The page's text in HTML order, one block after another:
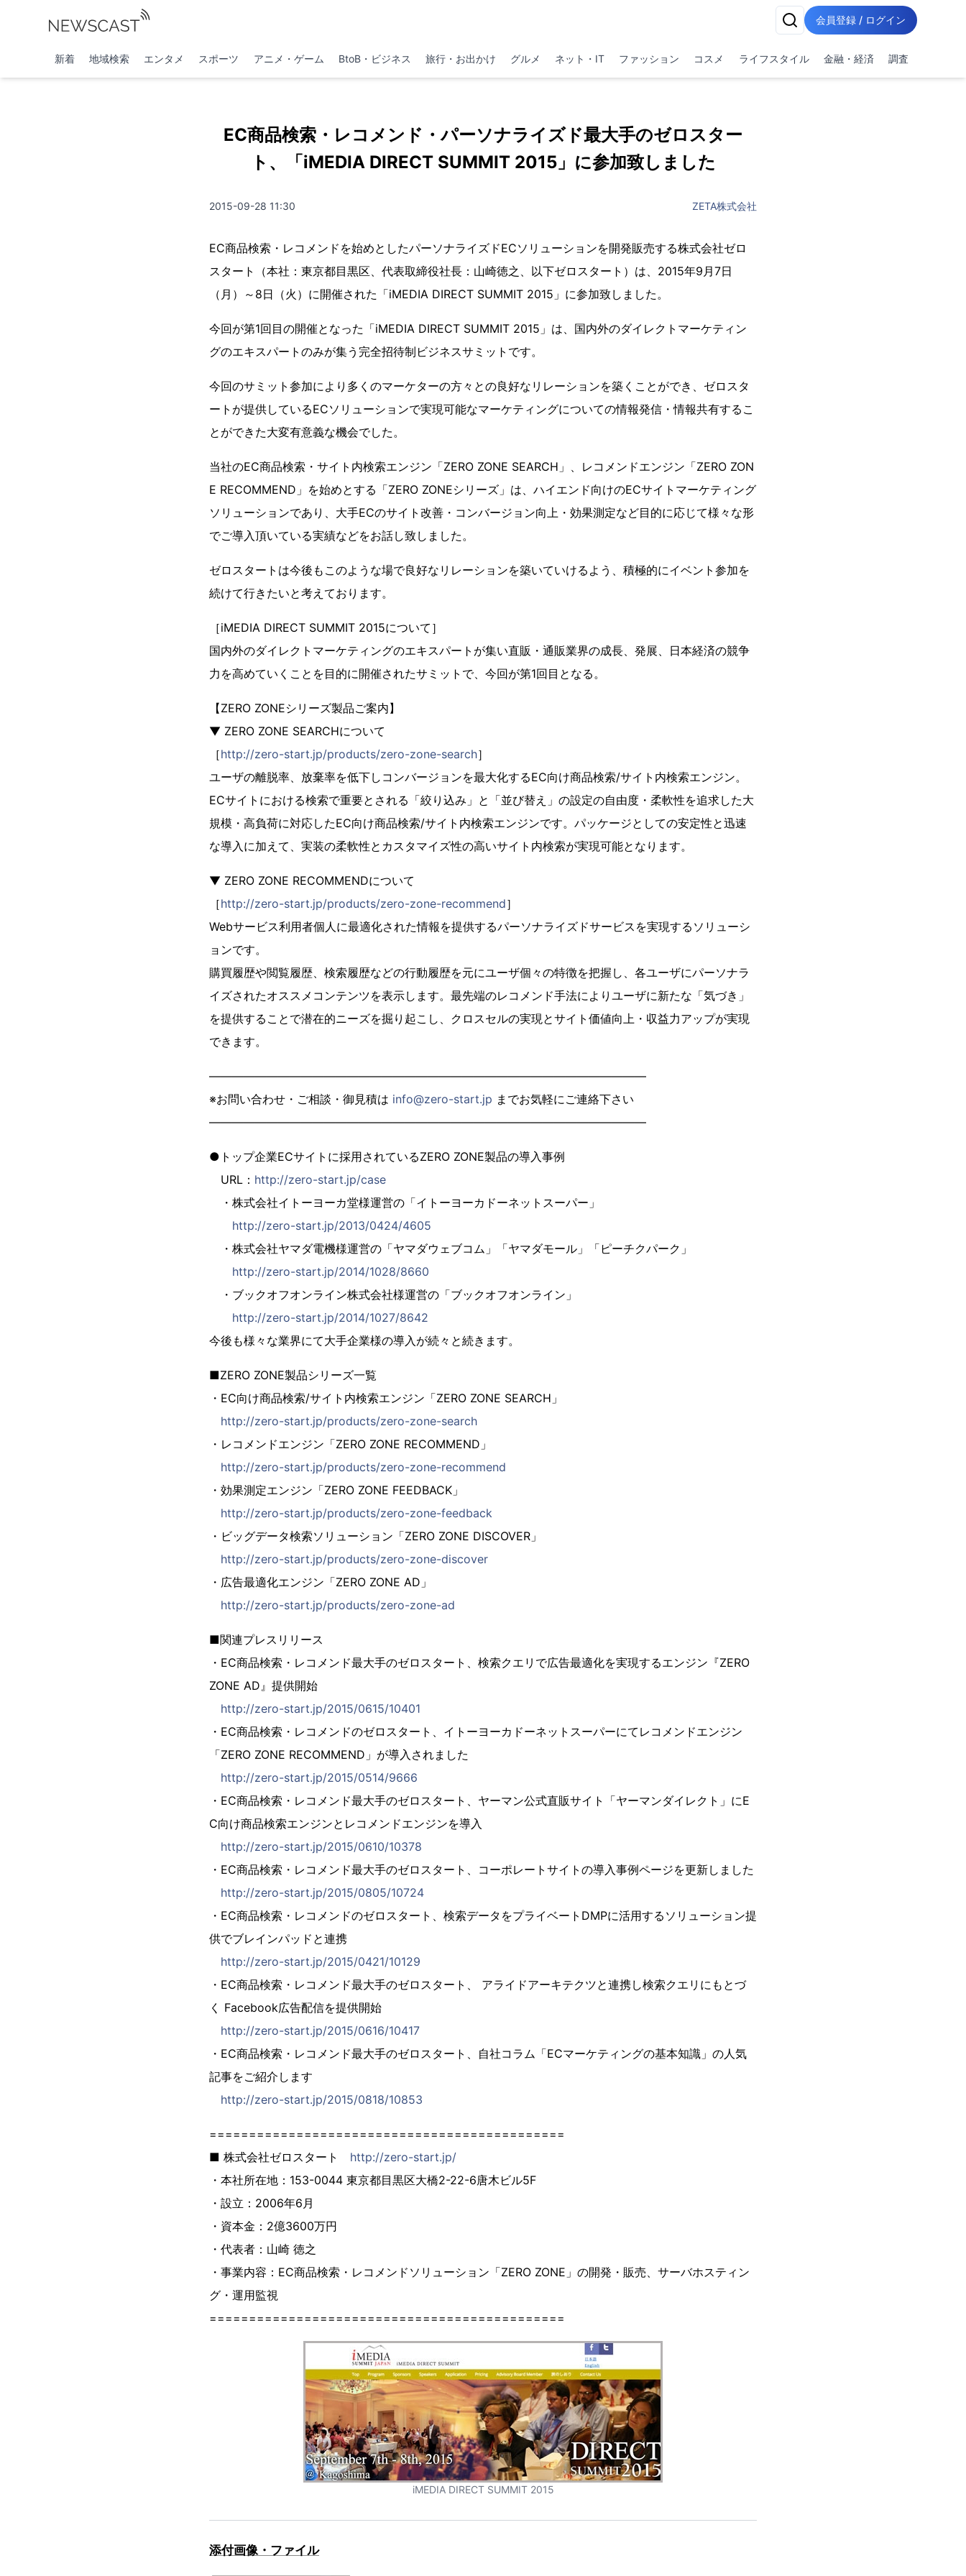
会員登録 / ログイン
新着 地域検索 エンタメ スポーツ アニメ・ゲーム BtoB・ビジネス 旅行・お出かけ グルメ ネット・IT ファッション コスメ ライフスタイル 金融・経済 調査
EC商品検索・レコメンド・パーソナライズド最大手のゼロスター
ト、「iMEDIA DIRECT SUMMIT 2015」に参加致しました
2015-09-28 11:30 ZETA株式会社
EC商品検索・レコメンドを始めとしたパーソナライズドECソリューションを開発販売する株式会社ゼロ
スタート（本社：東京都目黒区、代表取締役社長：山崎徳之、以下ゼロスタート）は、2015年9月7日
（月）～8日（火）に開催された「iMEDIA DIRECT SUMMIT 2015」に参加致しました。
今回が第1回目の開催となった「iMEDIA DIRECT SUMMIT 2015」は、国内外のダイレクトマーケティン
グのエキスパートのみが集う完全招待制ビジネスサミットです。
今回のサミット参加により多くのマーケターの方々との良好なリレーションを築くことができ、ゼロスタ
ートが提供しているECソリューションで実現可能なマーケティングについての情報発信・情報共有するこ
とができた大変有意義な機会でした。
当社のEC商品検索・サイト内検索エンジン「ZERO ZONE SEARCH」、レコメンドエンジン「ZERO ZON
E RECOMMEND」を始めとする「ZERO ZONEシリーズ」は、ハイエンド向けのECサイトマーケティング
ソリューションであり、大手ECのサイト改善・コンバージョン向上・効果測定など目的に応じて様々な形
でご導入頂いている実績などをお話し致しました。
ゼロスタートは今後もこのような場で良好なリレーションを築いていけるよう、積極的にイベント参加を
続けて行きたいと考えております。
［iMEDIA DIRECT SUMMIT 2015について］
国内外のダイレクトマーケティングのエキスパートが集い直販・通販業界の成長、発展、日本経済の競争
力を高めていくことを目的に開催されたサミットで、今回が第1回目となる。
【ZERO ZONEシリーズ製品ご案内】
▼ ZERO ZONE SEARCHについて
［http://zero-start.jp/products/zero-zone-search］
ユーザの離脱率、放棄率を低下しコンバージョンを最大化するEC向け商品検索/サイト内検索エンジン。
ECサイトにおける検索で重要とされる「絞り込み」と「並び替え」の設定の自由度・柔軟性を追求した大
規模・高負荷に対応したEC向け商品検索/サイト内検索エンジンです。パッケージとしての安定性と迅速
な導入に加えて、実装の柔軟性とカスタマイズ性の高いサイト内検索が実現可能となります。
▼ ZERO ZONE RECOMMENDについて
［http://zero-start.jp/products/zero-zone-recommend］
Webサービス利用者個人に最適化された情報を提供するパーソナライズドサービスを実現するソリューシ
ョンです。
購買履歴や閲覧履歴、検索履歴などの行動履歴を元にユーザ個々の特徴を把握し、各ユーザにパーソナラ
イズされたオススメコンテンツを表示します。最先端のレコメンド手法によりユーザに新たな「気づき」
を提供することで潜在的ニーズを掘り起こし、クロスセルの実現とサイト価値向上・収益力アップが実現
できます。
——————————————————————————————————————
※お問い合わせ・ご相談・御見積は info@zero-start.jp までお気軽にご連絡下さい
——————————————————————————————————————
●トップ企業ECサイトに採用されているZERO ZONE製品の導入事例
URL： http://zero-start.jp/case
・株式会社イトーヨーカ堂様運営の「イトーヨーカドーネットスーパー」
http://zero-start.jp/2013/0424/4605
・株式会社ヤマダ電機様運営の「ヤマダウェブコム」「ヤマダモール」「ピーチクパーク」
http://zero-start.jp/2014/1028/8660
・ブックオフオンライン株式会社様運営の「ブックオフオンライン」
http://zero-start.jp/2014/1027/8642
今後も様々な業界にて大手企業様の導入が続々と続きます。
■ZERO ZONE製品シリーズ一覧
・EC向け商品検索/サイト内検索エンジン「ZERO ZONE SEARCH」
http://zero-start.jp/products/zero-zone-search
・レコメンドエンジン「ZERO ZONE RECOMMEND」
http://zero-start.jp/products/zero-zone-recommend
・効果測定エンジン「ZERO ZONE FEEDBACK」
http://zero-start.jp/products/zero-zone-feedback
・ビッグデータ検索ソリューション「ZERO ZONE DISCOVER」
http://zero-start.jp/products/zero-zone-discover
・広告最適化エンジン「ZERO ZONE AD」
http://zero-start.jp/products/zero-zone-ad
■関連プレスリリース
・EC商品検索・レコメンド最大手のゼロスタート、検索クエリで広告最適化を実現するエンジン『ZERO
ZONE AD』提供開始
http://zero-start.jp/2015/0615/10401
・EC商品検索・レコメンドのゼロスタート、イトーヨーカドーネットスーパーにてレコメンドエンジン
「ZERO ZONE RECOMMEND」が導入されました
http://zero-start.jp/2015/0514/9666
・EC商品検索・レコメンド最大手のゼロスタート、ヤーマン公式直販サイト「ヤーマンダイレクト」にE
C向け商品検索エンジンとレコメンドエンジンを導入
http://zero-start.jp/2015/0610/10378
・EC商品検索・レコメンド最大手のゼロスタート、コーポレートサイトの導入事例ページを更新しました
http://zero-start.jp/2015/0805/10724
・EC商品検索・レコメンドのゼロスタート、検索データをプライベートDMPに活用するソリューション提
供でブレインパッドと連携
http://zero-start.jp/2015/0421/10129
・EC商品検索・レコメンド最大手のゼロスタート、 アライドアーキテクツと連携し検索クエリにもとづ
く Facebook広告配信を提供開始
http://zero-start.jp/2015/0616/10417
・EC商品検索・レコメンド最大手のゼロスタート、自社コラム「ECマーケティングの基本知識」の人気
記事をご紹介します
http://zero-start.jp/2015/0818/10853
=============================================
■ 株式会社ゼロスタート http://zero-start.jp/
・本社所在地：153-0044 東京都目黒区大橋2-22-6唐木ビル5F
・設立：2006年6月
・資本金：2億3600万円
・代表者：山崎 徳之
・事業内容：EC商品検索・レコメンドソリューション「ZERO ZONE」の開発・販売、サーバホスティン
グ・運用監視
=============================================
iMEDIA DIRECT SUMMIT 2015
添付画像・ファイル